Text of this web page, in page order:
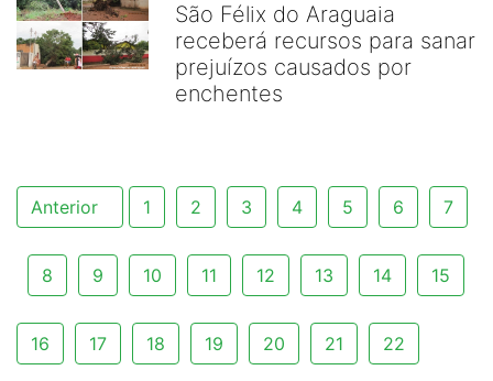
São Félix do Araguaia
receberá recursos para sanar
prejuízos causados por
enchentes
Anterior 1 2 3 4 5 6 7
8 9 10 11 12 13 14 15
16 17 18 19 20 21 22